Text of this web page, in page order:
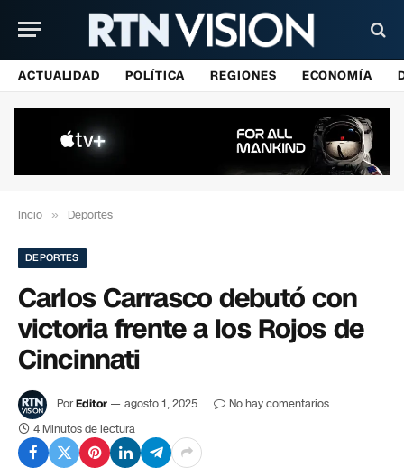
ACTUALIDAD POLÍTICA REGIONES ECONOMÍA
Incio » Deportes
DEPORTES
Carlos Carrasco debutó con
victoria frente a los Rojos de
Cincinnati
PorEditor agosto 1, 2025
No hay comentarios
4 Minutos de lectura